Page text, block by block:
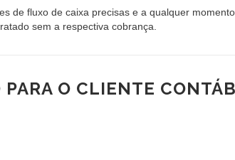
de fluxo de caixa precisas e a qualquer
sem a respectiva cobrança.
PARA O CLIENTE